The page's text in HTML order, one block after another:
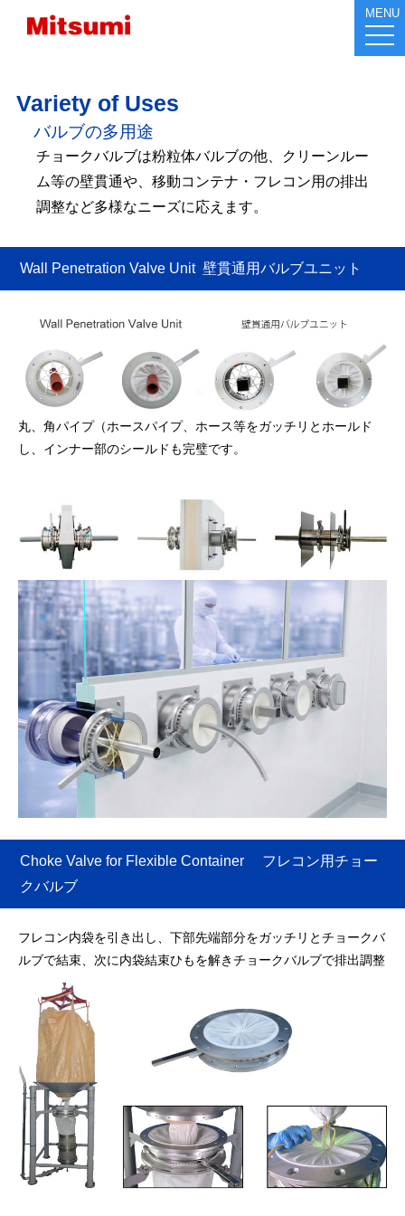
MENU
Variety of Uses
バルブの多用途
チョークバルブは粉粒体バルブの他、クリーンルー
ム等の壁貫通や、移動コンテナ・フレコン用の排出
調整など多様なニーズに応えます。
Wall Penetration Valve Unit 壁貫通用バルブユニット
丸、角パイプ（ホースパイプ、ホース等をガッチリとホールド
し、インナー部のシールドも完璧です。
Choke Valve for Flexible Container フレコン用チョー
クバルブ
フレコン内袋を引き出し、下部先端部分をガッチリとチョークバ
ルブで結束、次に内袋結束ひもを解きチョークバルブで排出調整